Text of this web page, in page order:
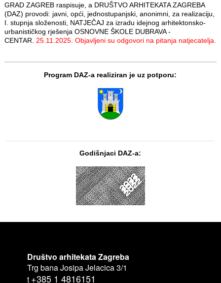
GRAD ZAGREB raspisuje, a DRUŠTVO ARHITEKATA ZAGREBA
(DAZ) provodi: javni, opći, jednostupanjski, anonimni, za realizaciju,
I. stupnja složenosti, NATJEČAJ za izradu idejnog arhitektonsko-
urbanističkog rješenja OSNOVNE ŠKOLE DUBRAVA -
CENTAR. 25.11.2025. Objavljeni su odgovori na pitanja natjecatelja.
Program DAZ-a realiziran je uz potporu:
Godišnjaci DAZ-a:
Društvo arhitekata Zagreba
Trg bana Josipa Jelacica 3/1
t +385 1 4816151